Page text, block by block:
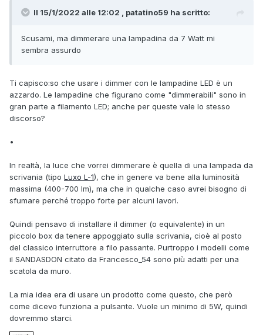
Il 15/1/2022 alle 12:02 , patatino59 ha scritto:
Scusami, ma dimmerare una lampadina da 7 Watt mi
sembra assurdo
Ti capisco:so che usare i dimmer con le lampadine LED è un
azzardo. Le lampadine che figurano come "dimmerabili" sono in
gran parte a filamento LED; anche per queste vale lo stesso
discorso?
•
In realtà, la luce che vorrei dimmerare è quella di una lampada da
scrivania (tipo Luxo L-1), che in genere va bene alla luminosità
massima (400-700 lm), ma che in qualche caso avrei bisogno di
sfumare perché troppo forte per alcuni lavori.
Quindi pensavo di installare il dimmer (o equivalente) in un
piccolo box da tenere appoggiato sulla scrivania, cioè al posto
del classico interruttore a filo passante. Purtroppo i modelli come
il SANDASDON citato da Francesco_54 sono più adatti per una
scatola da muro.
La mia idea era di usare un prodotto come questo, che però
come dicevo funziona a pulsante. Vuole un minimo di 5W, quindi
dovremmo starci.